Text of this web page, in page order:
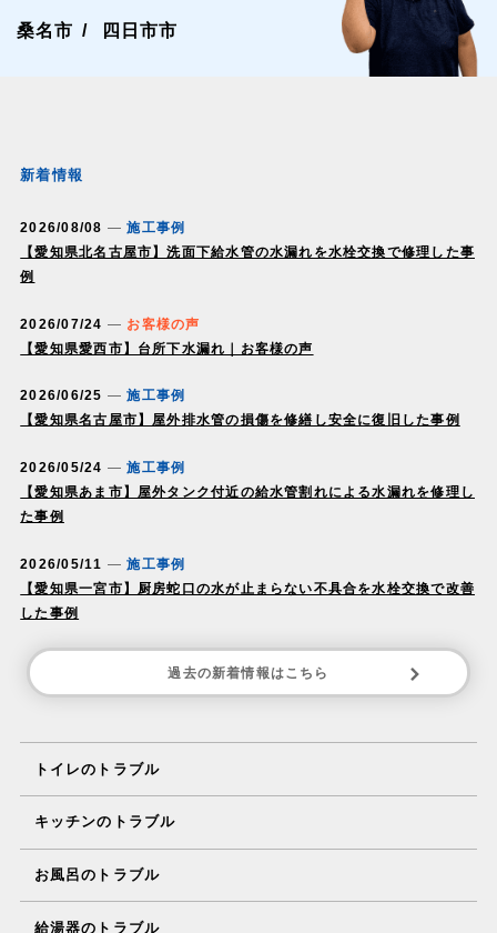
桑名市 四日市市
新着情報
2026/08/08
施工事例
【愛知県北名古屋市】洗面下給水管の水漏れを水栓交換で修理した事
例
2026/07/24
お客様の声
【愛知県愛西市】台所下水漏れ｜お客様の声
2026/06/25
施工事例
【愛知県名古屋市】屋外排水管の損傷を修繕し安全に復旧した事例
2026/05/24
施工事例
【愛知県あま市】屋外タンク付近の給水管割れによる水漏れを修理し
た事例
2026/05/11
施工事例
【愛知県一宮市】厨房蛇口の水が止まらない不具合を水栓交換で改善
した事例
過去の新着情報はこちら
トイレのトラブル
キッチンのトラブル
お風呂のトラブル
給湯器のトラブル